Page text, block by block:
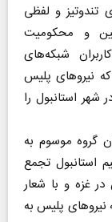
تندوتیز و لفظی
و محکومیت
شبکه‌های
که نیرو‌های پلیس
استانبول را
گروه موسوم به
استانبول تجمع
غزه و با شعار
نیرو‌های پلیس به